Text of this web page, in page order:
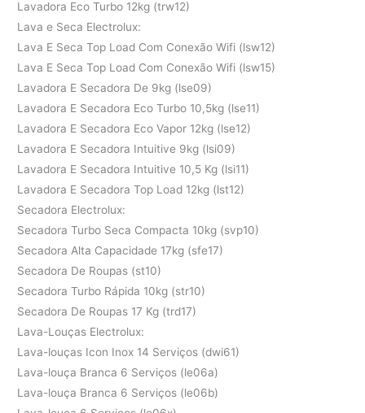
Lavadora Eco Turbo 12kg (trw12)
Lava e Seca Electrolux:
Lava E Seca Top Load Com Conexão Wifi (lsw12)
Lava E Seca Top Load Com Conexão Wifi (lsw15)
Lavadora E Secadora De 9kg (lse09)
Lavadora E Secadora Eco Turbo 10,5kg (lse11)
Lavadora E Secadora Eco Vapor 12kg (lse12)
Lavadora E Secadora Intuitive 9kg (lsi09)
Lavadora E Secadora Intuitive 10,5 Kg (lsi11)
Lavadora E Secadora Top Load 12kg (lst12)
Secadora Electrolux:
Secadora Turbo Seca Compacta 10kg (svp10)
Secadora Alta Capacidade 17kg (sfe17)
Secadora De Roupas (st10)
Secadora Turbo Rápida 10kg (str10)
Secadora De Roupas 17 Kg (trd17)
Lava-Louças Electrolux:
Lava-louças Icon Inox 14 Serviços (dwi61)
Lava-louça Branca 6 Serviços (le06a)
Lava-louça Branca 6 Serviços (le06b)